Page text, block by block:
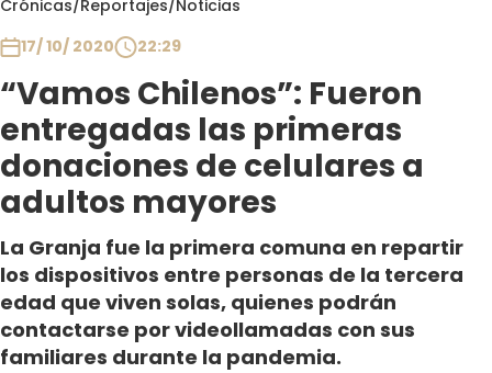
Crónicas/Reportajes/Noticias
17/ 10/ 2020
22:29
“Vamos Chilenos”: Fueron
entregadas las primeras
donaciones de celulares a
adultos mayores
La Granja fue la primera comuna en repartir
los dispositivos entre personas de la tercera
edad que viven solas, quienes podrán
contactarse por videollamadas con sus
familiares durante la pandemia.
Club De La Comedia
Contigo en Directo
Plan Perfecto
El Tiempo
Sabingo
Todos Los Programas